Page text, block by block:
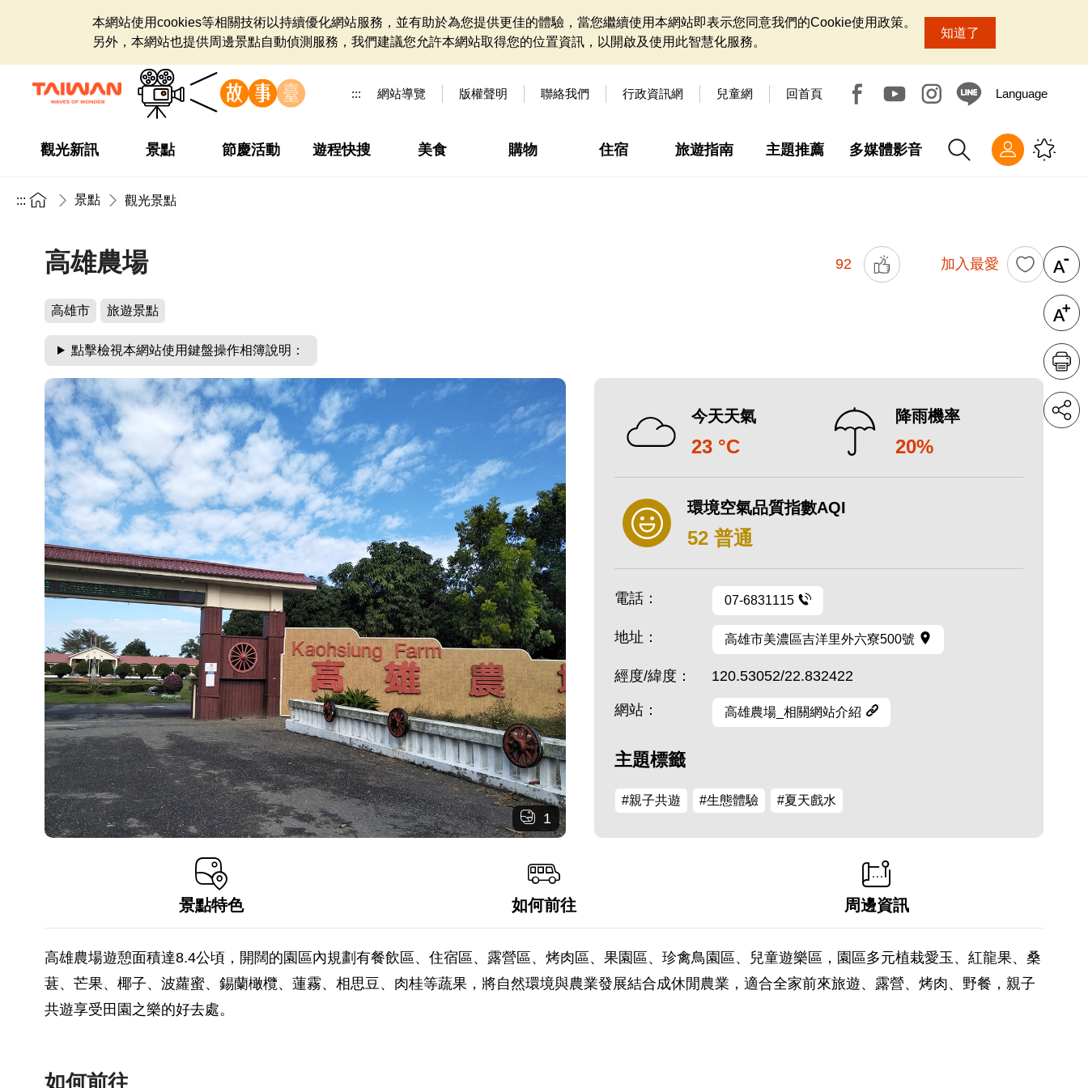
本網站使用cookies等相關技術以持續優化網站服務，並有助於為您提供更佳的體驗，當您繼續使用本網站即表示您同意我們的Cookie使用政策。
另外，本網站也提供周邊景點自動偵測服務，我們建議您允許本網站取得您的位置資訊，以開啟及使用此智慧化服務。
知道了
::: 網站導覽 版權聲明 聯絡我們 行政資訊網 兒童網 回首頁 Language
觀光新訊 景點 節慶活動 遊程快搜 美食 購物 住宿 旅遊指南 主題推薦 多媒體影音
::: 景點 觀光景點
高雄農場 92 加入最愛
高雄市 旅遊景點
點擊檢視本網站使用鍵盤操作相簿說明：
1
今天天氣
23 °C
降雨機率
20%
環境空氣品質指數AQI
52 普通
電話： 07-6831115
地址： 高雄市美濃區吉洋里外六寮500號
經度/緯度： 120.53052/22.832422
網站： 高雄農場_相關網站介紹
主題標籤
#親子共遊 #生態體驗 #夏天戲水
景點特色 如何前往 周邊資訊
高雄農場遊憩面積達8.4公頃，開闊的園區內規劃有餐飲區、住宿區、露營區、烤肉區、果園區、珍禽鳥園區、兒童遊樂區，園區多元植栽愛玉、紅龍果、桑
葚、芒果、椰子、波蘿蜜、錫蘭橄欖、蓮霧、相思豆、肉桂等蔬果，將自然環境與農業發展結合成休閒農業，適合全家前來旅遊、露營、烤肉、野餐，親子
共遊享受田園之樂的好去處。
如何前往